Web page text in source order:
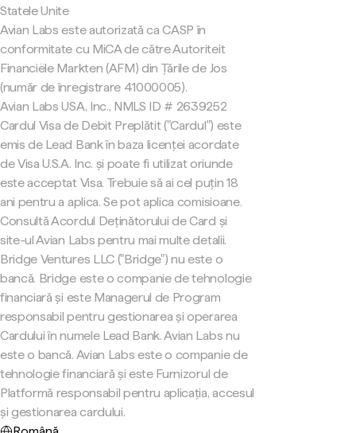
Statele Unite
Avian Labs este autorizată ca CASP în
conformitate cu MiCA de către Autoriteit
Financiële Markten (AFM) din Țările de Jos
(număr de înregistrare 41000005).
Avian Labs USA, Inc., NMLS ID # 2639252
Cardul Visa de Debit Preplătit ("Cardul") este
emis de Lead Bank în baza licenței acordate
de Visa U.S.A. Inc. și poate fi utilizat oriunde
este acceptat Visa. Trebuie să ai cel puțin 18
ani pentru a aplica. Se pot aplica comisioane.
Consultă Acordul Deținătorului de Card și
site-ul Avian Labs pentru mai multe detalii.
Bridge Ventures LLC ("Bridge") nu este o
bancă. Bridge este o companie de tehnologie
financiară și este Managerul de Program
responsabil pentru gestionarea și operarea
Cardului în numele Lead Bank. Avian Labs nu
este o bancă. Avian Labs este o companie de
tehnologie financiară și este Furnizorul de
Platformă responsabil pentru aplicația, accesul
și gestionarea cardului.